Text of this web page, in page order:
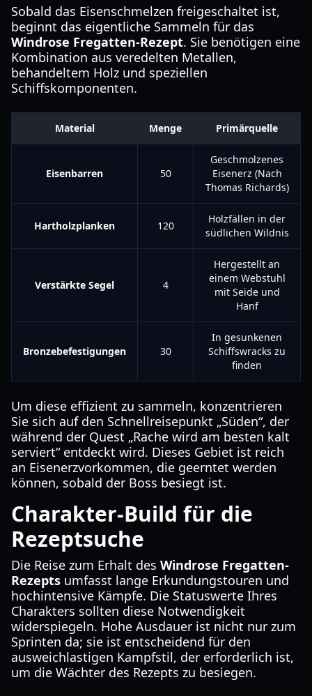
Sobald das Eisenschmelzen freigeschaltet ist,
beginnt das eigentliche Sammeln für das
Windrose Fregatten-Rezept. Sie benötigen eine
Kombination aus veredelten Metallen,
behandeltem Holz und speziellen
Schiffskomponenten.
Material Menge Primärquelle
Eisenbarren 50
Geschmolzenes
Eisenerz (Nach
Thomas Richards)
Hartholzplanken 120
Holzfällen in der
südlichen Wildnis
Verstärkte Segel 4
Hergestellt an
einem Webstuhl
mit Seide und
Hanf
Bronzebefestigungen 30
In gesunkenen
Schiffswracks zu
finden
Um diese effizient zu sammeln, konzentrieren
Sie sich auf den Schnellreisepunkt „Süden“, der
während der Quest „Rache wird am besten kalt
serviert“ entdeckt wird. Dieses Gebiet ist reich
an Eisenerzvorkommen, die geerntet werden
können, sobald der Boss besiegt ist.
Charakter-Build für die
Rezeptsuche
Die Reise zum Erhalt des Windrose Fregatten-
Rezepts umfasst lange Erkundungstouren und
hochintensive Kämpfe. Die Statuswerte Ihres
Charakters sollten diese Notwendigkeit
widerspiegeln. Hohe Ausdauer ist nicht nur zum
Sprinten da; sie ist entscheidend für den
ausweichlastigen Kampfstil, der erforderlich ist,
um die Wächter des Rezepts zu besiegen.